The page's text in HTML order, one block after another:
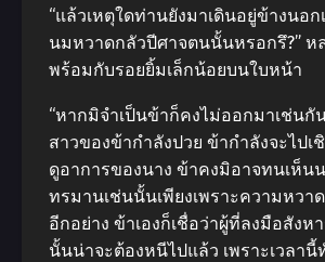
“แล้วเหตุใดท่านยังมาเดินอยู่ข้างนอก
นมหวาดกลัวปีศาจตนนั้นหรอกรึ?” ห
พร้อมกับรอยยิ้มเล็กน้อยบนใบหน้า
“หากมิจําเป็นข้าก็คงไม่ออกมาเช่นกั
สาวของข้ากําลังปวย ข้ากําลังจะไป
ดูอาการของนาง ข้าคงมิอาจทนเห็น
ทรมานเช่นนั้นเพียงเพราะความหวา
อีกอย่าง ข้าเองก็เชื่อว่าผู้ที่ลงมือสังห
นั้นน่าจะต้องหนีไปแล้ว เพราะเวลานี้